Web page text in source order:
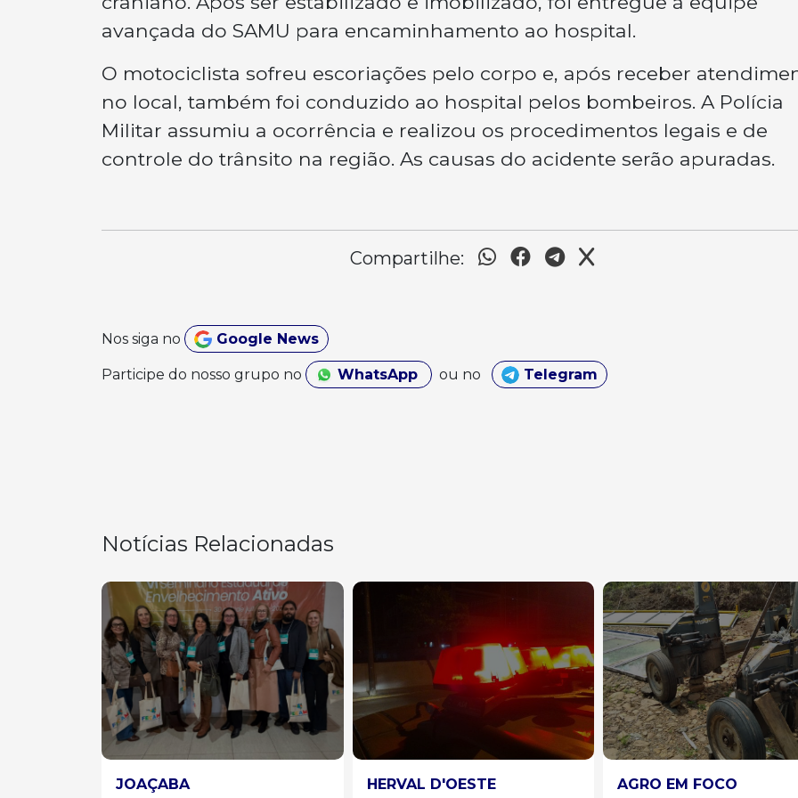
avançada do SAMU para encaminhamento ao hospital.
O motociclista sofreu escoriações pelo corpo e, após receber
no local, também foi conduzido ao hospital pelos bombeiros. A Polícia
Militar assumiu a ocorrência e realizou os procedimentos legais e de
controle do trânsito na região. As causas do acidente serão apuradas.
Compartilhe:
Nos siga no Google News
Participe do nosso grupo no WhatsApp ou no Telegram
Notícias Relacionadas
HERVAL D'OESTE AGRO EM FOCO REGIÃO